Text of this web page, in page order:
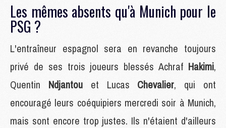
Les mêmes absents qu'à Munich pour le
PSG ?
L'entraîneur espagnol sera en revanche toujours
privé de ses trois joueurs blessés Achraf Hakimi,
Quentin Ndjantou et Lucas Chevalier, qui ont
encouragé leurs coéquipiers mercredi soir à Munich,
mais sont encore trop justes. Ils n'étaient d'ailleurs